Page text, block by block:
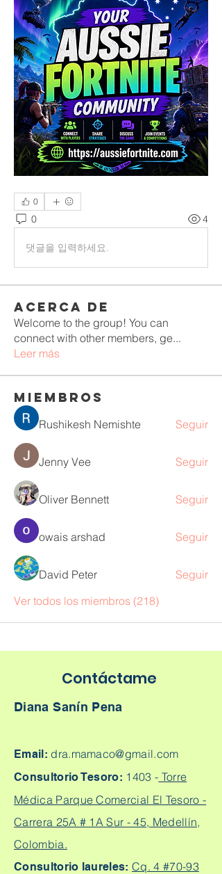
0
0 4
댓글을 입력하세요.
Acerca de
Welcome to the group! You can
connect with other members, ge...
Leer más
Miembros
Rushikesh Nemishte Seguir
Jenny Vee Seguir
Oliver Bennett Seguir
owais arshad Seguir
David Peter
Seguir
Ver todos los miembros (218)
Contáctame
Diana Sanín Pena
Email: dra.mamaco@gmail.com
Consultorio Tesoro: 1403 - Torre
Médica Parque Comercial El Tesoro -
Carrera 25A # 1A Sur - 45, Medellín,
Colombia.
Consultorio laureles:Cq. 4 #70-93